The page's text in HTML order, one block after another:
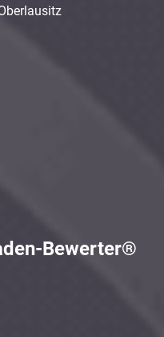
Bewerter®